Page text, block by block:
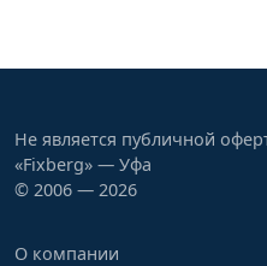
Не является публичной
«Fixberg» — Уфа
© 2006 — 2026
О компании